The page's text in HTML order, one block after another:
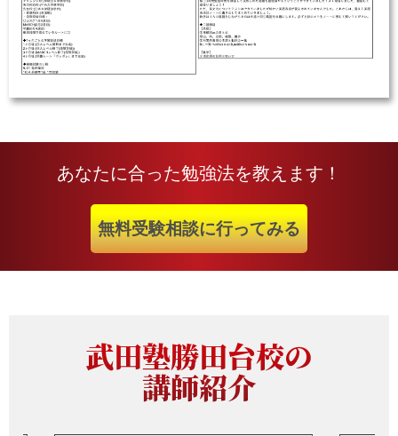
あなたに合った勉強法を教えます！
無料受験相談に行ってみる
武田塾勝田台校の
講師紹介